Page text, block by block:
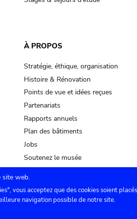
À PROPOS
Stratégie, éthique, organisation
Histoire & Rénovation
Points de vue et idées reçues
Partenariats
Rapports annuels
Plan des bâtiments
Jobs
Soutenez le musée
Contact Paramètres de
site web.
vous acceptez que des cookies soient placés
navigation possible de notre site.